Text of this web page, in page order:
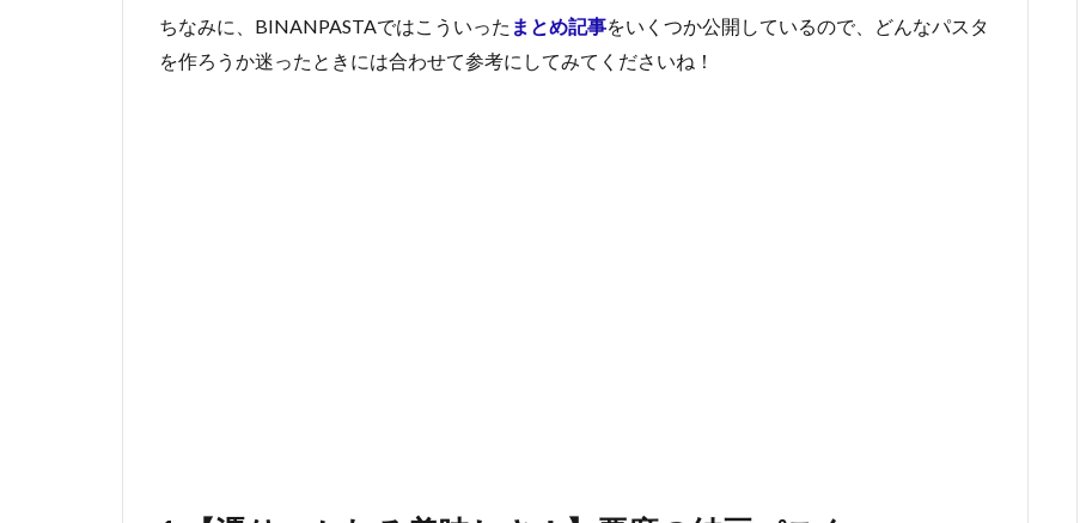
ちなみに、BINANPASTAではこういった まとめ記事をいくつか公開しているので、どんなパスタ
を作ろうか迷ったときには合わせて参考にしてみてくださいね！